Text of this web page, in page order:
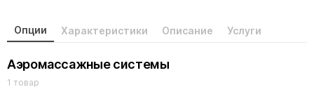
Опции Характеристики Описание Услуги
Аэромассажные системы
1 товар